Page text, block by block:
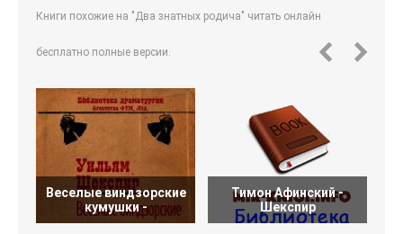
Книги похожие на "Два знатных родича" читать онлайн
бесплатно полные версии.
Веселые виндзорские
кумушки -
Тимон Афинский -
Шекспир